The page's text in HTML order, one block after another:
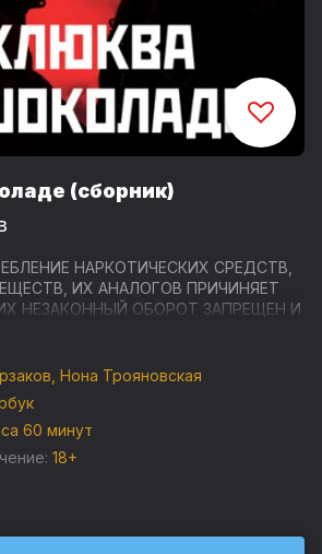
(сборник)
НАРКОТИЧЕСКИХ СРЕДСТВ,
ИХ АНАЛОГОВ ПРИЧИНЯЕТ
НЕЗАКОННЫЙ ОБОРОТ ЗАПРЕЩЕН И
ЗАКОНОДАТЕЛЬСТВОМ
от мастера полицейских
повестей и рассказов о
во имя любви.
Нона Трояновская
60 минут
18+